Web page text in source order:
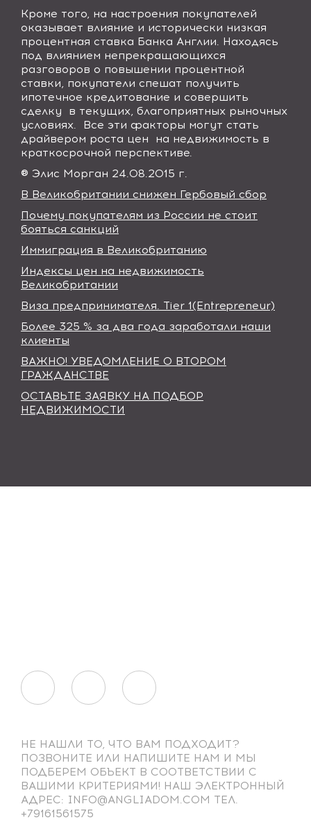
Кроме того, на настроения покупателей
оказывает влияние и исторически низкая
процентная ставка Банка Англии. Находясь
под влиянием непрекращающихся
разговоров о повышении процентной
ставки, покупатели спешат получить
ипотечное кредитование и совершить
сделку
в текущих, благоприятных рыночных
условиях.
Все эти факторы могут стать
драйвером роста цен
на недвижимость в
краткосрочной перспективе.
® Элис Морган 24.08.2015 г.
В Великобритании снижен Гербовый сбор
Почему покупателям из России не стоит
бояться санкций
Иммиграция в Великобританию
Индексы цен на недвижимость
Великобритании
Виза предпринимателя. Tier 1(Entrepreneur)
Более 325 % за два года заработали наши
клиенты
ВАЖНО! УВЕДОМЛЕНИЕ О ВТОРОМ
ГРАЖДАНСТВЕ
ОСТАВЬТЕ ЗАЯВКУ НА ПОДБОР
НЕДВИЖИМОСТИ
НЕ НАШЛИ ТО, ЧТО ВАМ ПОДХОДИТ?
ПОЗВОНИТЕ ИЛИ НАПИШИТЕ НАМ И МЫ
ПОДБЕРЕМ ОБЪЕКТ В СООТВЕТСТВИИ С
ВАШИМИ КРИТЕРИЯМИ! НАШ ЭЛЕКТРОННЫЙ
АДРЕС: INFO@ANGLIADOM.COM ТЕЛ.
+79161561575